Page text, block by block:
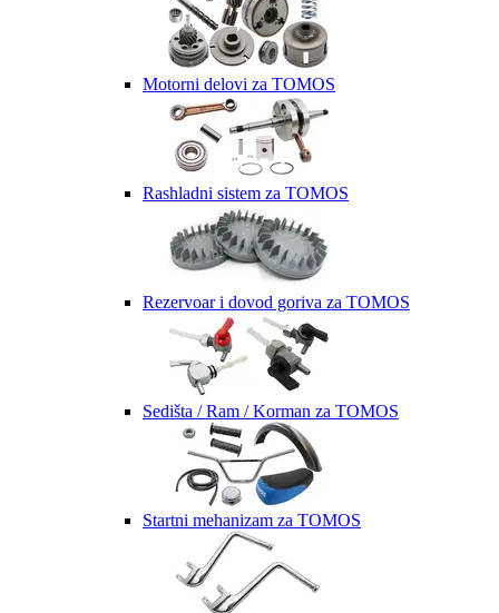
Motorni delovi za TOMOS
Rashladni sistem za TOMOS
Rezervoar i dovod goriva za TOMOS
Sedišta / Ram / Korman za TOMOS
Startni mehanizam za TOMOS